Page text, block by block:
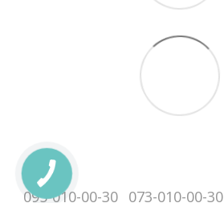
095-010-00-30 073-010-00-30